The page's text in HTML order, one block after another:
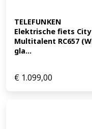
TELEFUNKEN
Elektrische fiets City
Multitalent RC657
gla...
€ 1.099,00